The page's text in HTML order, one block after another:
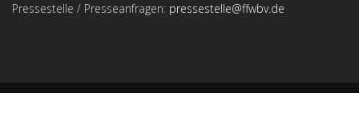
Pressestelle / Presseanfragen: pressestelle@ffwbv.de